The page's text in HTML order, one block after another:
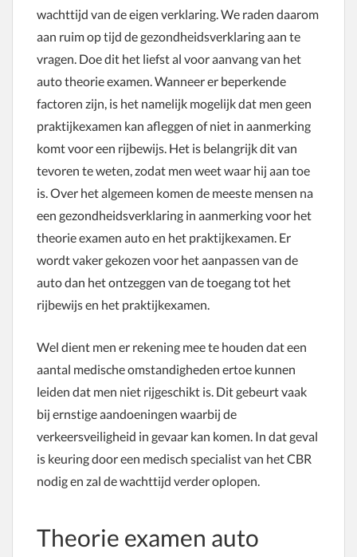
wachttijd van de eigen verklaring. We raden daarom
aan ruim op tijd de gezondheidsverklaring aan te
vragen. Doe dit het liefst al voor aanvang van het
auto theorie examen. Wanneer er beperkende
factoren zijn, is het namelijk mogelijk dat men geen
praktijkexamen kan afleggen of niet in aanmerking
komt voor een rijbewijs. Het is belangrijk dit van
tevoren te weten, zodat men weet waar hij aan toe
is. Over het algemeen komen de meeste mensen na
een gezondheidsverklaring in aanmerking voor het
theorie examen auto en het praktijkexamen. Er
wordt vaker gekozen voor het aanpassen van de
auto dan het ontzeggen van de toegang tot het
rijbewijs en het praktijkexamen.
Wel dient men er rekening mee te houden dat een
aantal medische omstandigheden ertoe kunnen
leiden dat men niet rijgeschikt is. Dit gebeurt vaak
bij ernstige aandoeningen waarbij de
verkeersveiligheid in gevaar kan komen. In dat geval
is keuring door een medisch specialist van het CBR
nodig en zal de wachttijd verder oplopen.
Theorie examen auto